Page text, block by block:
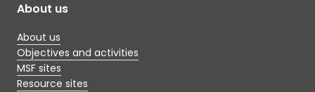
About us
About us
Objectives and activities
MSF sites
Resource sites